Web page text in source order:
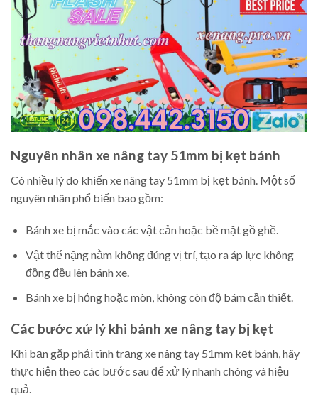
Nguyên nhân xe nâng tay 51mm bị kẹt bánh
Có nhiều lý do khiến xe nâng tay 51mm bị kẹt bánh. Một số
nguyên nhân phổ biến bao gồm:
Bánh xe bị mắc vào các vật cản hoặc bề mặt gồ ghề.
Vật thể nặng nằm không đúng vị trí, tạo ra áp lực không
đồng đều lên bánh xe.
Bánh xe bị hỏng hoặc mòn, không còn độ bám cần thiết.
Các bước xử lý khi bánh xe nâng tay bị kẹt
Khi bạn gặp phải tình trạng xe nâng tay 51mm kẹt bánh, hãy
thực hiện theo các bước sau để xử lý nhanh chóng và hiệu
quả.